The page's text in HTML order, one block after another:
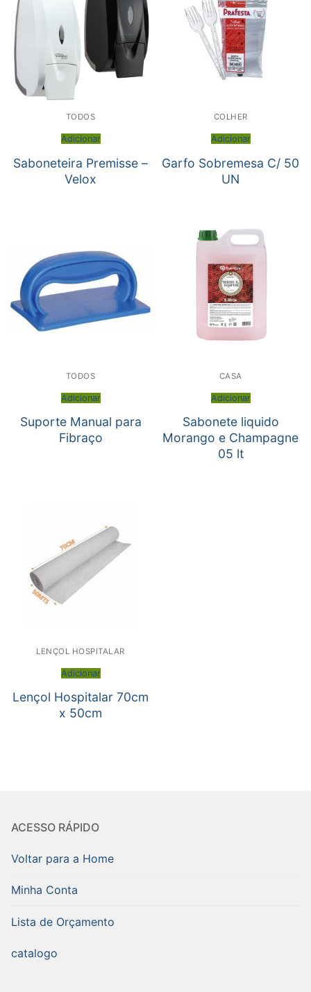
TODOS
Adicionar
Saboneteira Premisse –
Velox
COLHER
Adicionar
Garfo Sobremesa C/ 50
UN
TODOS
Adicionar
Suporte Manual para
Fibraço
CASA
Adicionar
Sabonete liquido
Morango e Champagne
05 lt
LENÇOL HOSPITALAR
Adicionar
Lençol Hospitalar 70cm
x 50cm
ACESSO RÁPIDO
Voltar para a Home
Minha Conta
Lista de Orçamento
catalogo